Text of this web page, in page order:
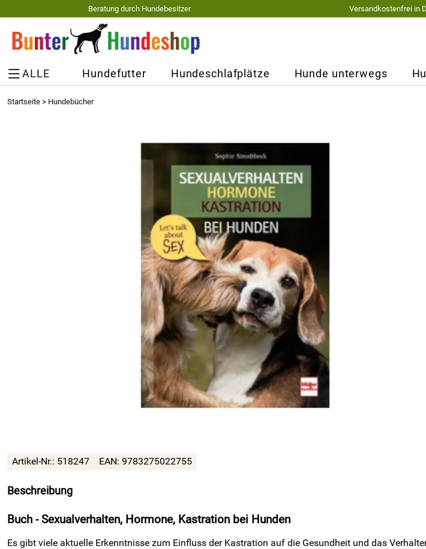
Beratung durch Hundebesitzer Versandkostenfrei in
ALLE Hundefutter Hundeschlafplätze Hunde unterwegs
Startseite > Hundebücher
Artikel-Nr.: 518247 EAN: 9783275022755
Beschreibung
Buch - Sexualverhalten, Hormone, Kastration bei Hunden
Es gibt viele aktuelle Erkenntnisse zum Einfluss der Kastration auf die Gesundheit und das